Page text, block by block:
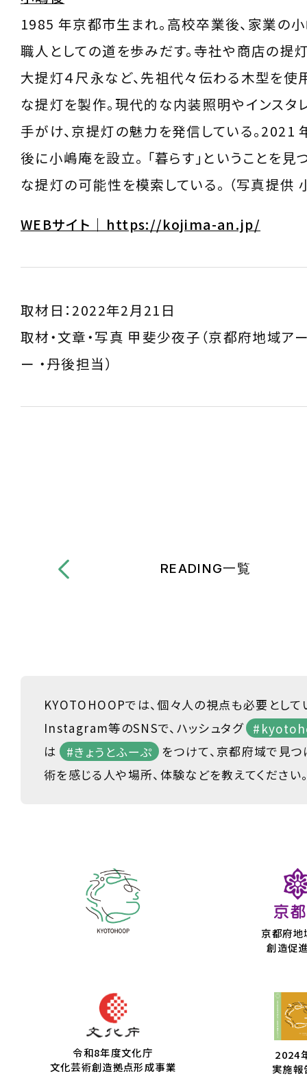
1985 年京都市生まれ。高校卒業後、家業の
職人としての道を歩みだす。寺社や商店の提
大提灯４尺永など、先祖代々伝わる木型を使
な提灯を製作。現代的な内装照明やインスタ
手がけ、京提灯の魅力を発信している。2021
後に小嶋庵を設立。 「暮らす」ということを見
な提灯の可能性を模索している。 （写真提供
WEBサイト｜https://kojima-an.jp/
取材日：2022年2月21日
取材・文章・写真 甲斐少夜子（京都府地域ア
ー ・丹後担当）
READING一覧
KYOTOHOOPでは、個々人の視点も必要として
Instagram等のSNSで、ハッシュタグ
は
#きょうとふーぷ
をつけて、京都府域で見
術を感じる人や場所、体験などを教えてください
京都府地
創造促
令和8年度文化庁
文化芸術創造拠点形成事業
2024
実施報